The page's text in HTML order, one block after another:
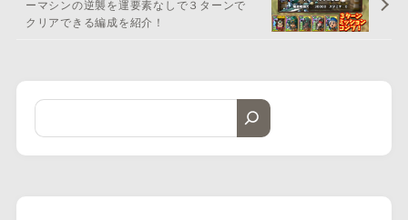
ーマシンの逆襲を運要素なしで３ターンで
クリアできる編成を紹介！